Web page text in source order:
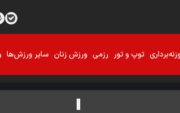
توپ و تور رزمی ورزش زنان سایر ورزش‌ها